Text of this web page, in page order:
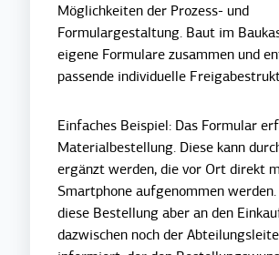
Möglichkeiten der Prozess- und
Formulargestaltung. Baut im
eigene Formulare zusammen und
passende individuelle
Einfaches Beispiel: Das Formular
Materialbestellung. Diese kann
ergänzt werden, die vor Ort direkt
Smartphone aufgenommen
diese Bestellung aber an den
dazwischen noch der